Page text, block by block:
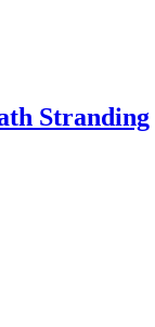
Stranding